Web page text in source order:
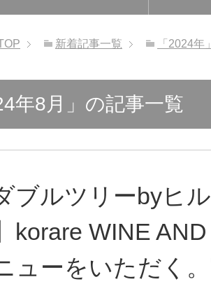
新着記事一覧 「2024年
年8月」の記事一覧
ブルツリーbyヒ
korare WINE
ューをいただく